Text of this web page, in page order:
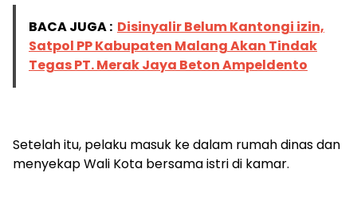
BACA JUGA : Disinyalir Belum Kantongi izin,
Satpol PP Kabupaten Malang Akan Tindak
Tegas PT. Merak Jaya Beton Ampeldento
Setelah itu, pelaku masuk ke dalam rumah dinas dan
menyekap Wali Kota bersama istri di kamar.